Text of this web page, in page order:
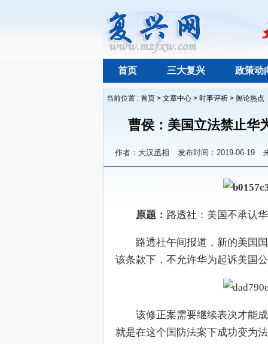
首页 三大复兴 政策动
当前位置 : 首页 > 文章中心 > 时事评析 > 舆论热点
曹侯：美国立法禁止华
作者：大汉丞相 发布时间：2019-06-19
原题： 路透社：美国不承认
路透社午间报道，新的美国国
该条款下，不允许华为起诉美国
该修正案需要继续表决才能成
就是在这个国防法案下成功变为